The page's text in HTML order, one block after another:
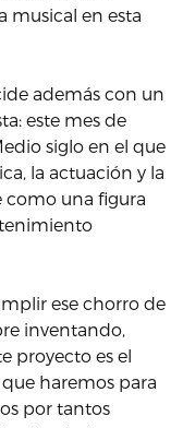
musical en esta
además con un
este mes de
siglo en el que
la actuación y la
como una figura
ese chorro de
inventando,
proyecto es el
haremos para
por tantos